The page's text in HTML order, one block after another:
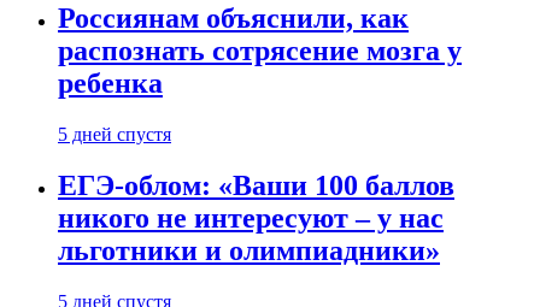
Россиянам объяснили, как
распознать сотрясение мозга у
ребенка
5 дней спустя
ЕГЭ-облом: «Ваши 100 баллов
никого не интересуют – у нас
льготники и олимпиадники»
5 дней спустя